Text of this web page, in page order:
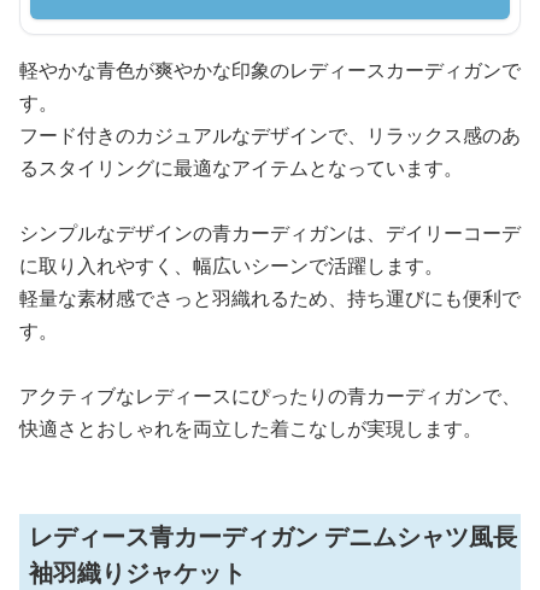
軽やかな青色が爽やかな印象のレディースカーディガンで
す。
フード付きのカジュアルなデザインで、リラックス感のあ
るスタイリングに最適なアイテムとなっています。
シンプルなデザインの青カーディガンは、デイリーコーデ
に取り入れやすく、幅広いシーンで活躍します。
軽量な素材感でさっと羽織れるため、持ち運びにも便利で
す。
アクティブなレディースにぴったりの青カーディガンで、
快適さとおしゃれを両立した着こなしが実現します。
レディース青カーディガン デニムシャツ風長
袖羽織りジャケット